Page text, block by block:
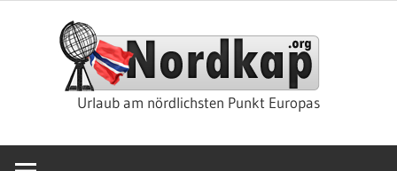
&
Urlaub am nördlichsten Punkt Europas